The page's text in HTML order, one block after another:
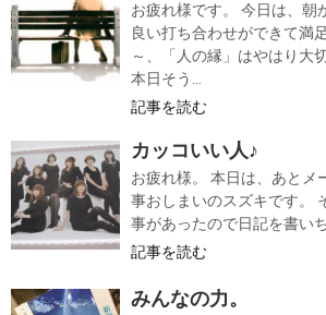
お疲れ様です。 今日は、朝
良い打ち合わせができて満
～、「人の縁」はやはり大
本日そう...
記事を読む
カッコいい人♪
お疲れ様。 本日は、あとメ
事おしまいのスズキです。
事があったので日記を書い
記事を読む
みんなの力。